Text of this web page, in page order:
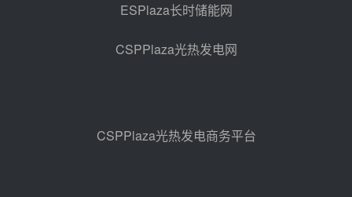
亚核阀业中标天山北麓100MW光
热发电工程EPC总承包项目熔盐截
止阀、熔盐三偏心蝶阀采购
08-05 17:15
包项目熔盐介质超声波流量计采购
08-05 17:09
ESPlaza长时储能网
CSPPlaza光热发电网
CSPPlaza光热发电商务平台